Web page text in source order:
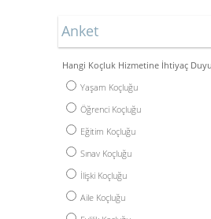
Anket
Hangi Koçluk Hizmetine İhtiyaç
Yaşam Koçluğu
Öğrenci Koçluğu
Eğitim Koçluğu
Sınav Koçluğu
İlişki Koçluğu
Aile Koçluğu